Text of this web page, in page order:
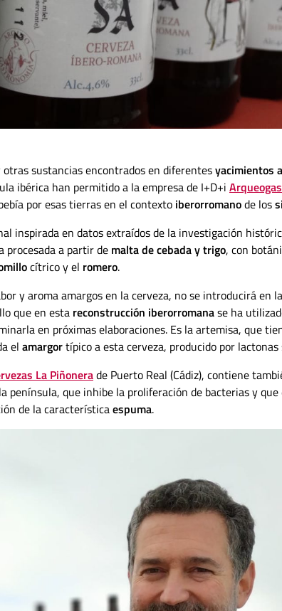
sustancias encontrados en diferentesyacimientos
ibérica han permitido a la empresa de I+D+i
por esas tierras en el contexto iberorromanode los
inspirada en datos extraídos de la investigación
procesada a partir de malta de cebada y trigo, con
cítrico y el romero.
y aroma amargos en la cerveza, no se introducirá en
que en esta reconstrucción iberorromanase ha
en próximas elaboraciones. Es la artemisa, que
el amargortípico a esta cerveza, producido por
La Piñonerade Puerto Real (Cádiz), contiene
península, que inhibe la proliferación de bacterias y que
de la característicaespuma.